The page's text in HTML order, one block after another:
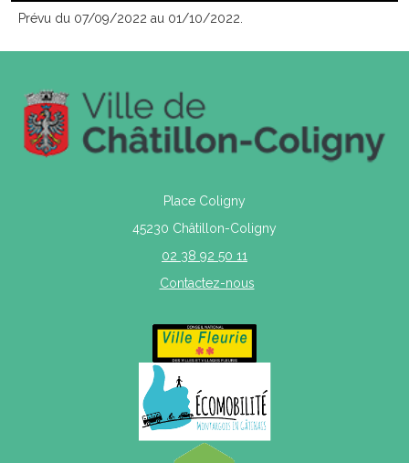
Prévu du 07/09/2022 au 01/10/2022.
Place Coligny
45230 Châtillon-Coligny
02 38 92 50 11
Contactez-nous